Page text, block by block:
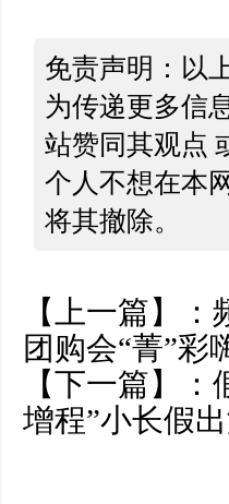
免责声明：以
为传递更多信
站赞同其观点
个人不想在本
将其撤除。
【上一篇】：
团购会“菁”彩
【下一篇】：
增程”小长假